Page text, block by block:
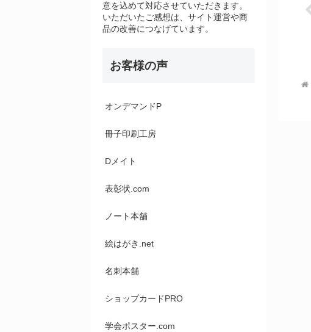
意を込めて対応させていただきます。
いただいたご感想は、サイト運営や商
品の改善につなげています。
お客様の声
オンデマンドP
冊子印刷工房
Dメイト
表彰状.com
ノート本舗
絵はがき.net
名刺本舗
ショップカードPRO
学会ポスター.com